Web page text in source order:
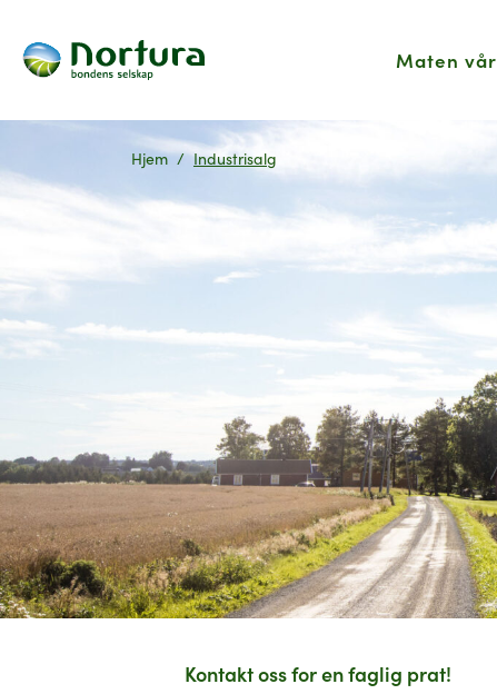
Maten vår
Hjem Industrisalg
Kontakt oss for en faglig prat!